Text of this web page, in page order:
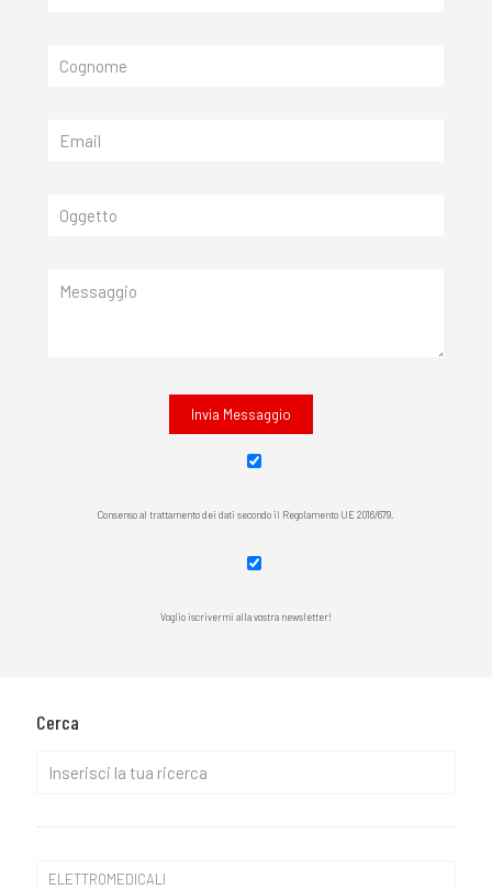
Consenso al trattamento dei dati secondo il Regolamento UE 2016/679.
Voglio iscrivermi alla vostra newsletter!
Cerca
ELETTROMEDICALI